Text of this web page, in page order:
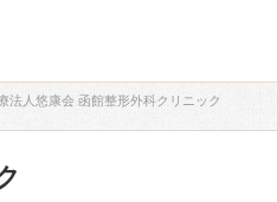
法人悠康会 函館整形外科クリニック